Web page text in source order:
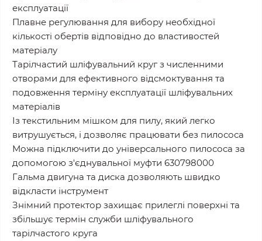
експлуатації
Плавне регулювання для вибору необхідної
кількості обертів відповідно до властивостей
матеріалу
Тарілчастий шліфувальний круг з численними
отворами для ефективного відсмоктування та
подовження терміну експлуатації шліфувальних
матеріалів
Із текстильним мішком для пилу, який легко
витрушується, і дозволяє працювати без пилососа
Можна підключити до універсального пилососа за
допомогою з'єднувальної муфти 630798000
Гальма двигуна та диска дозволяють швидко
відкласти інструмент
Знімний протектор захищає прилеглі поверхні та
збільшує термін служби шліфувального
тарілчастого круга